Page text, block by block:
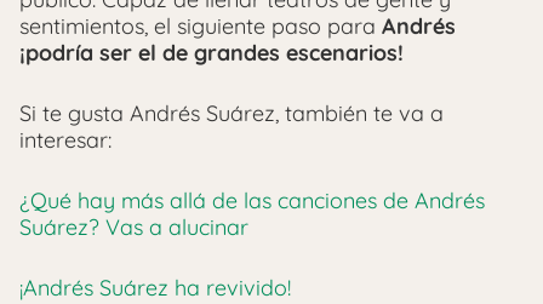
sentimientos, el siguiente paso para Andrés
¡podría ser el de grandes escenarios!
Si te gusta Andrés Suárez, también te va a
interesar:
¿Qué hay más allá de las canciones de Andrés
Suárez? Vas a alucinar
¡Andrés Suárez ha revivido!